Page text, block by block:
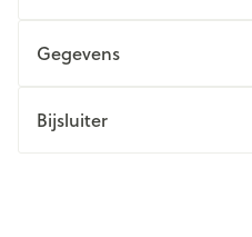
Gegevens
Bijsluiter